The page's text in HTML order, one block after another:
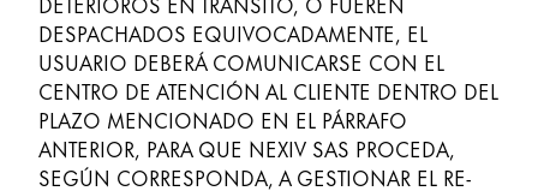
DESPACHADOS EQUIVOCADAMENTE, EL
USUARIO DEBERÁ COMUNICARSE CON EL
CENTRO DE ATENCIÓN AL CLIENTE DENTRO DEL
PLAZO MENCIONADO EN EL PÁRRAFO
ANTERIOR, PARA QUE NEXIV SAS PROCEDA,
SEGÚN CORRESPONDA, A GESTIONAR EL RE-